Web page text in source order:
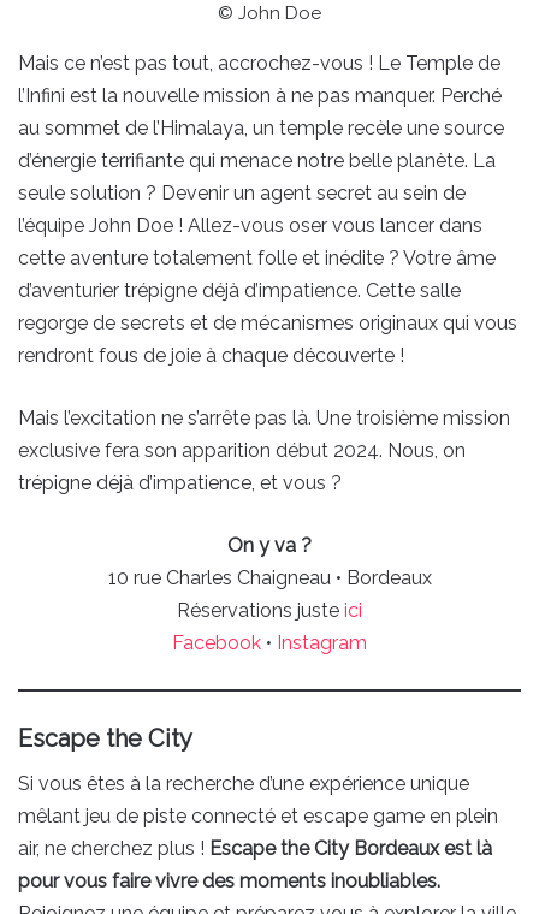
© John Doe
Mais ce n’est pas tout, accrochez-vous ! Le Temple de
l’Infini est la nouvelle mission à ne pas manquer. Perché
au sommet de l’Himalaya, un temple recèle une source
d’énergie terrifiante qui menace notre belle planète. La
seule solution ? Devenir un agent secret au sein de
l’équipe John Doe ! Allez-vous oser vous lancer dans
cette aventure totalement folle et inédite ? Votre âme
d’aventurier trépigne déjà d’impatience. Cette salle
regorge de secrets et de mécanismes originaux qui vous
rendront fous de joie à chaque découverte !
Mais l’excitation ne s’arrête pas là. Une troisième mission
exclusive fera son apparition début 2024. Nous, on
trépigne déjà d’impatience, et vous ?
On y va ?
10 rue Charles Chaigneau • Bordeaux
Réservations juste ici
Facebook • Instagram
Escape the City
Si vous êtes à la recherche d’une expérience unique
mêlant jeu de piste connecté et escape game en plein
air, ne cherchez plus ! Escape the City Bordeaux est là
pour vous faire vivre des moments inoubliables.